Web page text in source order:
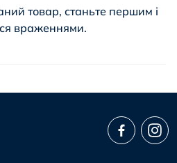
товар, станьте першим і
враженнями.